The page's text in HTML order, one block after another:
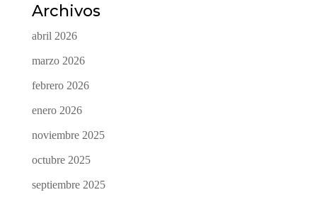
Archivos
abril 2026
marzo 2026
febrero 2026
enero 2026
noviembre 2025
octubre 2025
septiembre 2025